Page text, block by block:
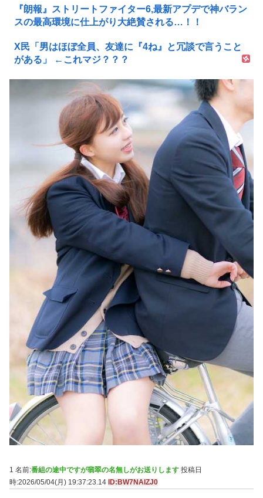
『朗報』ストリートファイター6,最新アプデで神バラン
スの最高環境に仕上がり大絶賛される…！！
X民「男はほぼ全員、友達に『4ね』と冗談で言うこと
がある」 ←これマジ？？？
1 名前:番組の途中ですが翡翠の名無しがお送りします 投稿日
時:2026/05/04(月) 19:37:23.14 ID:BW7NAIZJ0